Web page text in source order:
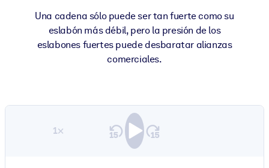
Una cadena sólo puede ser tan fuerte como su
eslabón más débil, pero la presión de los
eslabones fuertes puede desbaratar alianzas
comerciales.
1×